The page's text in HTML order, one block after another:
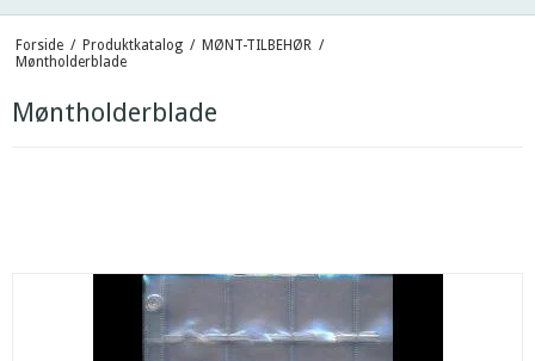
Forside / Produktkatalog / MØNT-TILBEHØR /
Møntholderblade
Møntholderblade